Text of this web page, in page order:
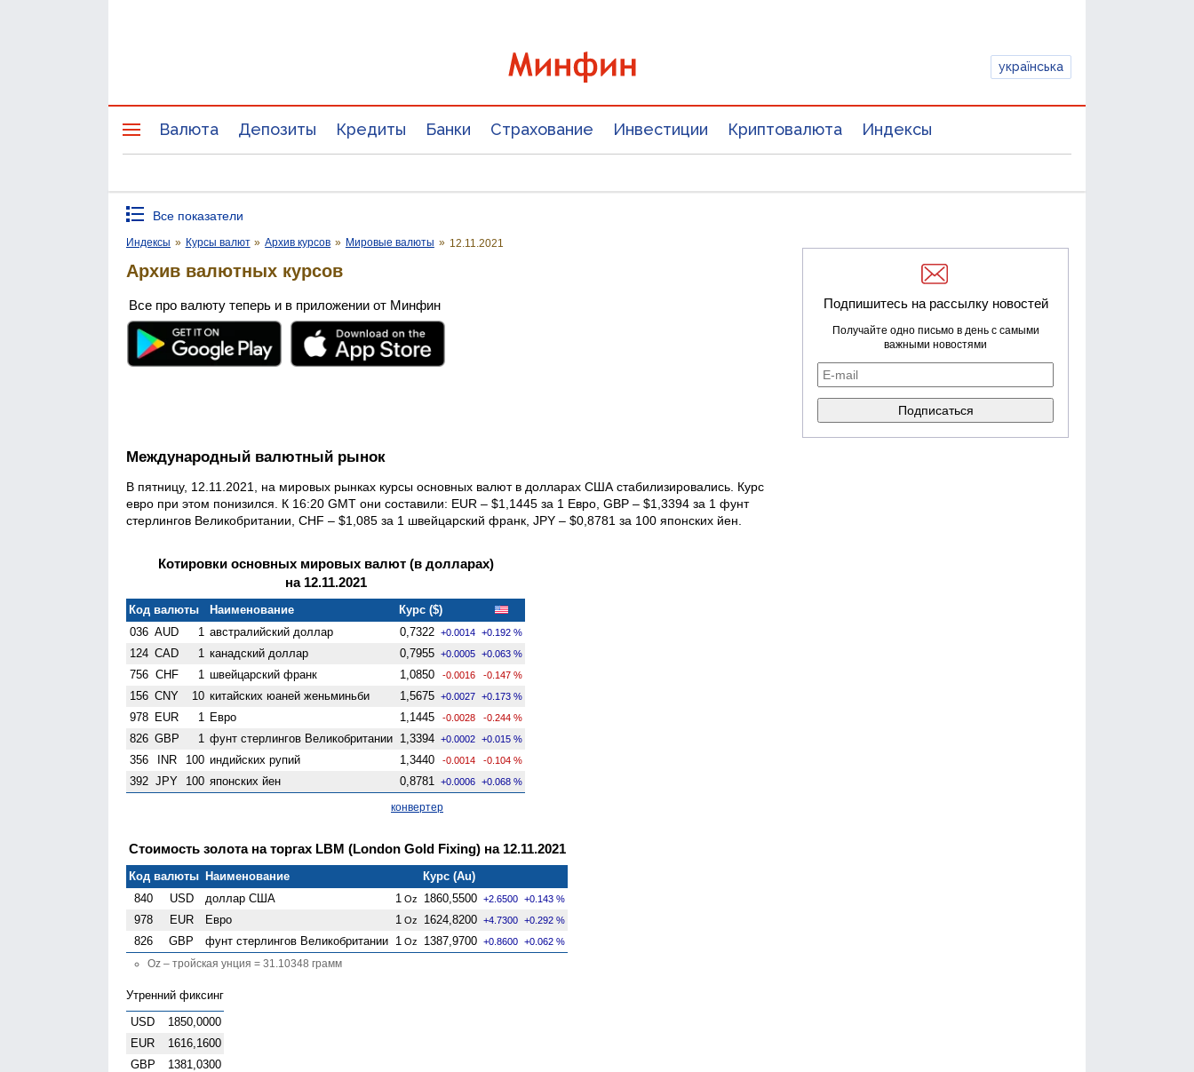
українська
Валюта Депозиты Кредиты Банки Страхование Инвестиции Криптовалюта Индексы
Все показатели
Индексы » Курсы валют » Архив курсов » Мировые валюты » 12.11.2021
Архив валютных курсов
Все про валюту теперь и в приложении от Минфин
Международный валютный рынок
В пятницу, 12.11.2021, на мировых рынках курсы основных валют в долларах США стабилизировались. Курс
евро при этом понизился. К 16:20 GMT они составили: EUR – $1,1445 за 1 Евро, GBP – $1,3394 за 1 фунт
стерлингов Велико­британии, CHF – $1,085 за 1 швейцарский франк, JPY – $0,8781 за 100 японских йен.
Котировки основных мировых валют (в долларах)
на 12.11.2021
Код валюты Наименование
Курс ($)
036 AUD 1 австралийский доллар 0,7322 +0.0014 +0.192 %
124 CAD 1 канадский доллар 0,7955 +0.0005 +0.063 %
756 CHF 1 швейцарский франк 1,0850 -0.0016 -0.147 %
156 CNY 10 китайских юаней женьминьби 1,5675 +0.0027 +0.173 %
978 EUR 1 Евро 1,1445 -0.0028 -0.244 %
826 GBP 1 фунт стерлингов Велико­британии 1,3394 +0.0002 +0.015 %
356 INR 100 индийских рупий 1,3440 -0.0014 -0.104 %
392 JPY 100 японских йен 0,8781 +0.0006 +0.068 %
конвертер
Стоимость золота на торгах LBM (London Gold Fixing) на 12.11.2021
Код валюты Наименование
Курс (Au)
840
USD доллар США 1 Oz 1860,5500 +2.6500 +0.143 %
978 EUR Евро 1 Oz 1624,8200 +4.7300 +0.292 %
826 GBP фунт стерлингов Велико­британии 1 Oz 1387,9700 +0.8600 +0.062 %
Oz – тройская унция = 31.10348 грамм
Утренний фиксинг
USD
1850,0000
EUR
1616,1600
GBP
1381,0300
Подпишитесь на рассылку новостей
Получайте одно письмо в день с самыми
важными новостями